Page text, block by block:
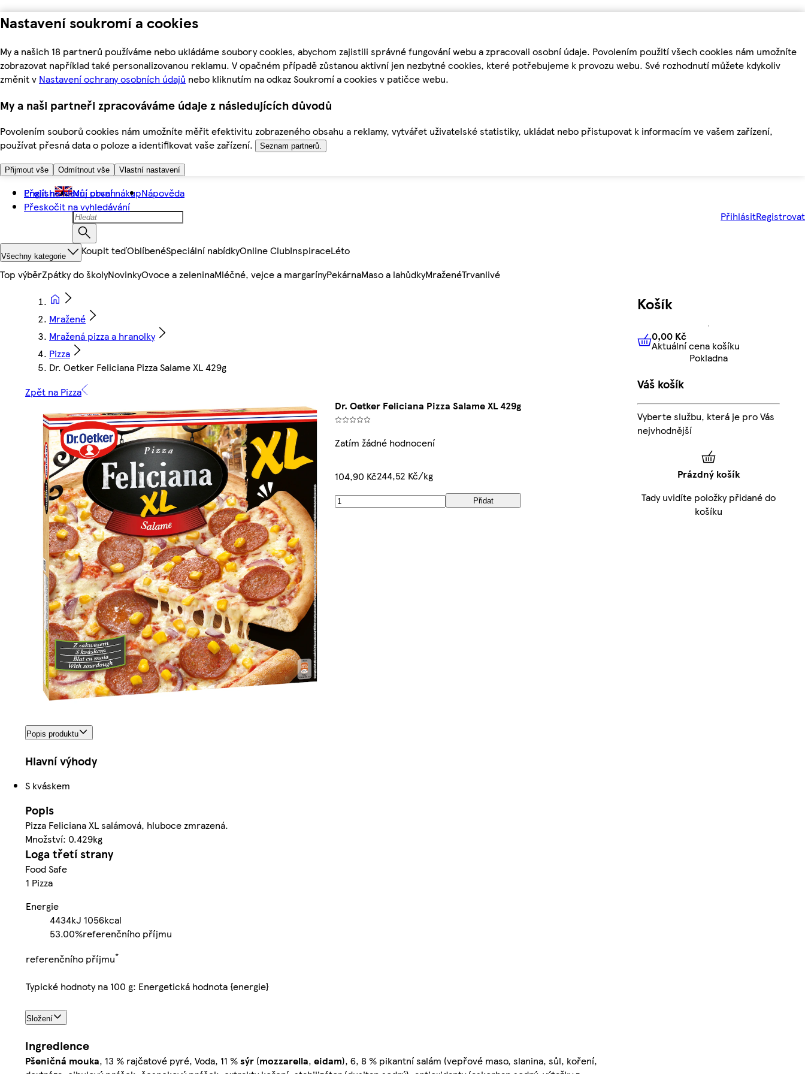
Nastavení soukromí a cookies
My a našich 18 partnerů používáme nebo ukládáme soubory cookies, abychom zajistili správné fungování webu a zpracovali osobní údaje. Povolením použití všech cookies nám umožníte
zobrazovat například také personalizovanou reklamu. V opačném případě zůstanou aktivní jen nezbytné cookies, které potřebujeme k provozu webu. Své rozhodnutí můžete kdykoliv
změnit v Nastavení ochrany osobních údajů nebo kliknutím na odkaz Soukromí a cookies v patičce webu.
My a naši partneři zpracováváme údaje z následujících důvodů
Povolením souborů cookies nám umožníte měřit efektivitu zobrazeného obsahu a reklamy, vytvářet uživatelské statistiky, ukládat nebo přistupovat k informacím ve vašem zařízení,
používat přesná data o poloze a identifikovat vaše zařízení.
Seznam partnerů.
Přijmout vše Odmítnout vše Vlastní nastavení
Přejít na hlavní obsah
Přeskočit na vyhledávání
English Můj první nákupNápověda
PřihlásitRegistrovat
Všechny kategorie Koupit teďOblíbenéSpeciální nabídkyOnline ClubInspiraceLéto
Top výběrZpátky do školyNovinkyOvoce a zeleninaMléčné, vejce a margarínyPekárnaMaso a lahůdkyMraženéTrvanlivé
Mražené
Mražená pizza a hranolky
Pizza
Dr. Oetker Feliciana Pizza Salame XL 429g
Zpět na Pizza
Dr. Oetker Feliciana Pizza Salame XL 429g
Zatím žádné hodnocení
104,90 Kč244,52 Kč/kg
Přidat
Popis produktu
Hlavní výhody
S kváskem
Popis
Pizza Feliciana XL salámová, hluboce zmrazená.
Množství: 0.429kg
Loga třetí strany
Food Safe
1 Pizza
Energie
4434kJ 1056kcal
53.00%referenčního příjmu
referenčního příjmu*
Typické hodnoty na 100 g: Energetická hodnota {energie}
Složení
Ingredience
Pšeničná mouka, 13 % rajčatové pyré, Voda, 11 %sýr (mozzarella, eidam), 6, 8 % pikantní salám (vepřové maso, slanina, sůl, koření,
Košík
0,00 KčAktuální cena košíku
0,00 Kč
Aktuální cena košíku
Pokladna
Váš košík
Vyberte službu, která je pro Vás
nejvhodnější
Prázdný košík
Tady uvidíte položky přidané do
košíku